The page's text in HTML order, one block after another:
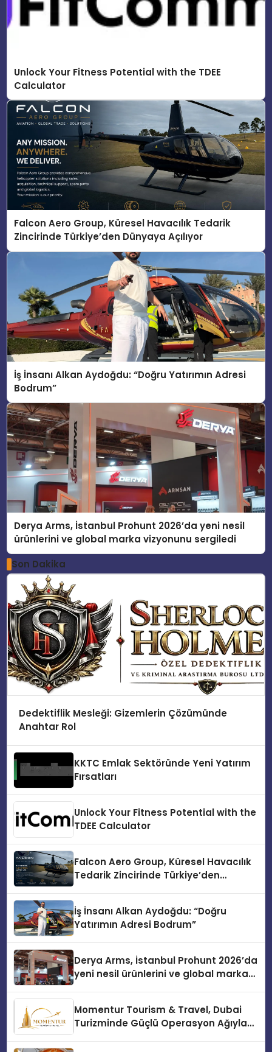
Unlock Your Fitness Potential with the TDEE
Calculator
Falcon Aero Group, Küresel Havacılık Tedarik
Zincirinde Türkiye’den Dünyaya Açılıyor
İş İnsanı Alkan Aydoğdu: “Doğru Yatırımın Adresi
Bodrum”
Derya Arms, İstanbul Prohunt 2026’da yeni nesil
ürünlerini ve global marka vizyonunu sergiledi
Son Dakika
Dedektiflik Mesleği: Gizemlerin Çözümünde
Anahtar Rol
KKTC Emlak Sektöründe Yeni Yatırım
Fırsatları
Unlock Your Fitness Potential with the
TDEE Calculator
Falcon Aero Group, Küresel Havacılık
Tedarik Zincirinde Türkiye’den
İş İnsanı Alkan Aydoğdu: “Doğru
Yatırımın Adresi Bodrum”
Derya Arms, İstanbul Prohunt 2026’da
yeni nesil ürünlerini ve global marka
Momentur Tourism & Travel, Dubai
Turizminde Güçlü Operasyon Ağıyla